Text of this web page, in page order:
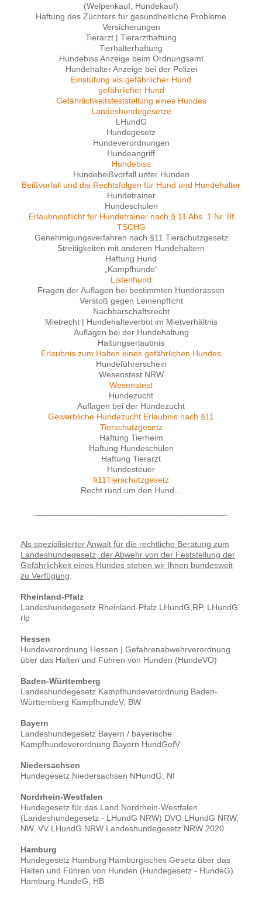
(Welpenkauf, Hundekauf)
Haftung des Züchters für gesundheitliche Probleme
Versicherungen
Tierarzt | Tierarzthaftung
Tierhalterhaftung
Hundebiss Anzeige beim Ordnungsamt
Hundehalter Anzeige bei der Polizei
Einstufung als gefährlicher Hund
gefährlicher Hund
Gefährlichkeitsfeststellung eines Hundes
Landeshundegesetze
LHundG
Hundegesetz
Hundeverordnungen
Hundeangriff
Hundebiss
Hundebeißvorfall unter Hunden
Beißvorfall und die Rechtsfolgen für Hund und Hundehalter
Hundetrainer
Hundeschulen
Erlaubnispflicht für Hundetrainer nach § 11 Abs. 1 Nr. 8f
TSCHG
Genehmigungsverfahren nach §11 Tierschutzgesetz
Streitigkeiten mit anderen Hundehaltern
Haftung Hund
„Kampfhunde“
Listenhund
Fragen der Auflagen bei bestimmten Hunderassen
Verstoß gegen Leinenpflicht
Nachbarschaftsrecht
Mietrecht | Hundehalteverbot im Mietverhältnis
Auflagen bei der Hundehaltung
Haltungserlaubnis
Erlaubnis zum Halten eines gefährlichen Hundes
Hundeführerschein
Wesenstest NRW
Wesenstest
Hundezucht
Auflagen bei der Hundezucht
Gewerbliche Hundezucht Erlaubnis nach §11
Tierschutzgesetz
Haftung Tierheim
Haftung Hundeschulen
Haftung Tierarzt
Hundesteuer
§11Tierschutzgesetz
Recht rund um den Hund...
Als spezialisierter Anwalt für die rechtliche Beratung zum
Landeshundegesetz, der Abwehr von der Feststellung der
Gefährlichkeit eines Hundes stehen wir Ihnen bundesweit
zu Verfügung
Rheinland-Pfalz
Landeshundegesetz Rheinland-Pfalz LHundG,RP, LHundG
rlp
Hessen
Hundeverordnung Hessen | Gefahrenabwehrverordnung
über das Halten und Führen von Hunden (HundeVO)
Baden-Württemberg
Landeshundegesetz Kampfhundeverordnung Baden-
Württemberg KampfhundeV, BW
Bayern
Landeshundegesetz Bayern / bayerische
Kampfhundeverordnung Bayern HundGefV
Niedersachsen
Hundegesetz Niedersachsen NHundG, NI
Nordrhein-Westfalen
Hundegesetz für das Land Nordrhein-Westfalen
(Landeshundegesetz - LHundG NRW) DVO LHundG NRW,
NW, VV LHundG NRW Landeshundegesetz NRW 2020
Hamburg
Hundegesetz Hamburg Hamburgisches Gesetz über das
Halten und Führen von Hunden (Hundegesetz - HundeG)
Hamburg HundeG, HB